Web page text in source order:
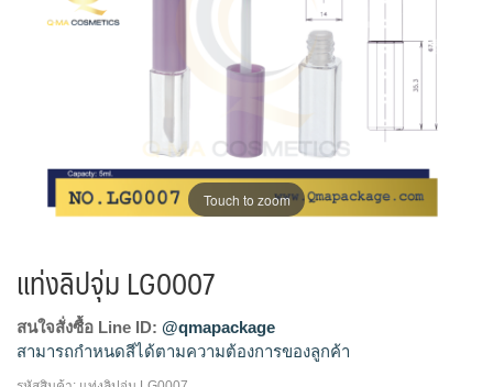
Touch to zoom
แท่งลิปจุ่ม LG0007
สนใจสั่งซื้อ Line ID: @qmapackage
สามารถกำหนดสีได้ตามความต้องการของลูกค้า